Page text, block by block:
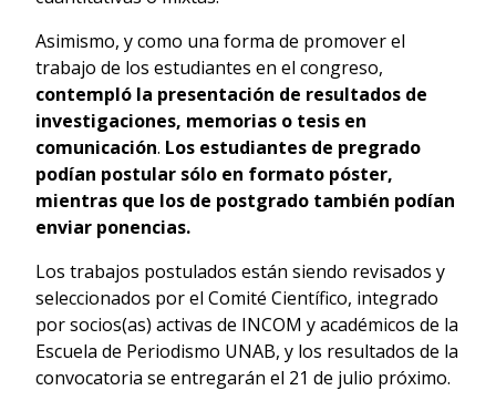
Asimismo, y como una forma de promover el
trabajo de los estudiantes en el congreso,
contempló la presentación de resultados de
investigaciones, memorias o tesis en
comunicación. Los estudiantes de pregrado
podían postular sólo en formato póster,
mientras que los de postgrado también podían
enviar ponencias.
Los trabajos postulados están siendo revisados y
seleccionados por el Comité Científico, integrado
por socios(as) activas de INCOM y académicos de la
Escuela de Periodismo UNAB, y los resultados de la
convocatoria se entregarán el 21 de julio próximo.